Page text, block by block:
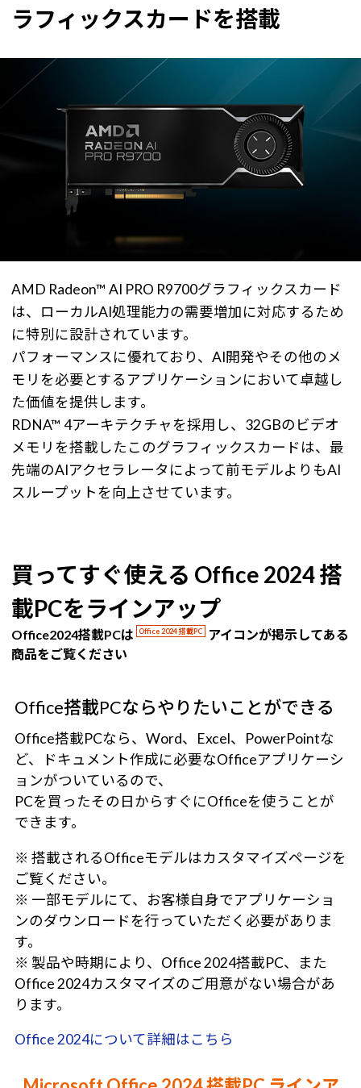
ラフィックスカードを搭載
AMD Radeon™ AI PRO R9700グラフィックスカード
は、ローカルAI処理能力の需要増加に対応するため
に特別に設計されています。
パフォーマンスに優れており、AI開発やその他のメ
モリを必要とするアプリケーションにおいて卓越し
た価値を提供します。
RDNA™ 4アーキテクチャを採用し、32GBのビデオ
メモリを搭載したこのグラフィックスカードは、最
先端のAIアクセラレータによって前モデルよりもAI
スループットを向上させています。
買ってすぐ使える Office 2024 搭
載PCをラインアップ
Office2024搭載PCは Office 2024 搭載PC
アイコンが掲示してある
商品をご覧ください
Office搭載PCならやりたいことができる
Office搭載PCなら、Word、Excel、PowerPointな
ど、ドキュメント作成に必要なOfficeアプリケーシ
ョンがついているので、
PCを買ったその日からすぐにOfficeを使うことが
できます。
※ 搭載されるOfficeモデルはカスタマイズページを
ご覧ください。
※ 一部モデルにて、お客様自身でアプリケーショ
ンのダウンロードを行っていただく必要がありま
す。
※ 製品や時期により、Office 2024搭載PC、また
Office 2024カスタマイズのご用意がない場合があ
ります。
Office 2024について詳細はこちら